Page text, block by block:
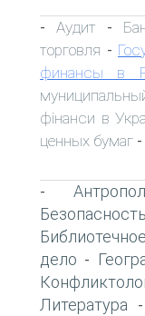
- Аудит -
торговля -
финансы в
фінанси в
ценных бумаг -
-
дело -
Литература -